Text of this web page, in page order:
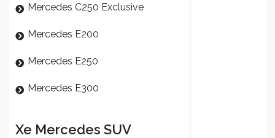
Mercedes C250 Exclusive
Mercedes E200
Mercedes E250
Mercedes E300
Xe Mercedes SUV